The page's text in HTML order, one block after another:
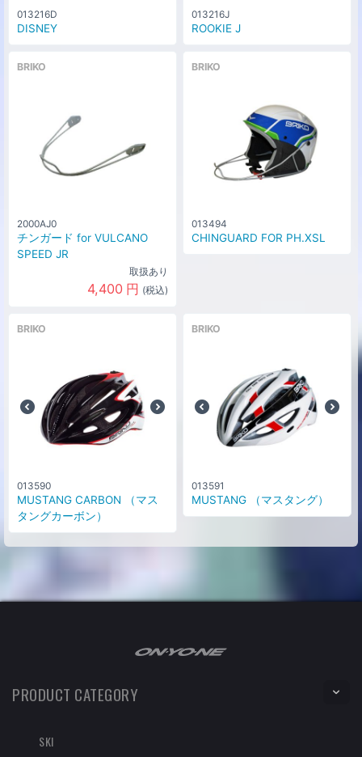
013216D
DISNEY
013216J
ROOKIE J
BRIKO
2000AJ0
チンガード for VULCANO
SPEED JR
取扱あり
4,400 円 (税込)
BRIKO
013494
CHINGUARD FOR PH.XSL
BRIKO
013590
MUSTANG CARBON （マス
タングカーボン）
BRIKO
013591
MUSTANG （マスタング）
PRODUCT CATEGORY
SKI